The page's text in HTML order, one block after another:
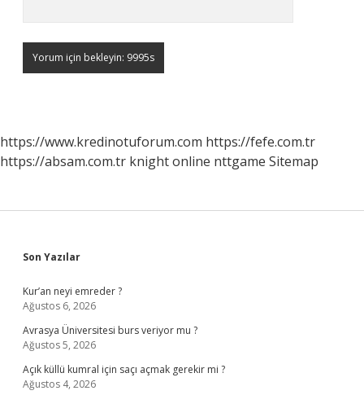
https://www.kredinotuforum.com https://fefe.com.tr
https://absam.com.tr knight online nttgame Sitemap
Sidebar
Son Yazılar
Kur’an neyi emreder ?
Ağustos 6, 2026
Avrasya Üniversitesi burs veriyor mu ?
Ağustos 5, 2026
Açık küllü kumral için saçı açmak gerekir mi ?
Ağustos 4, 2026